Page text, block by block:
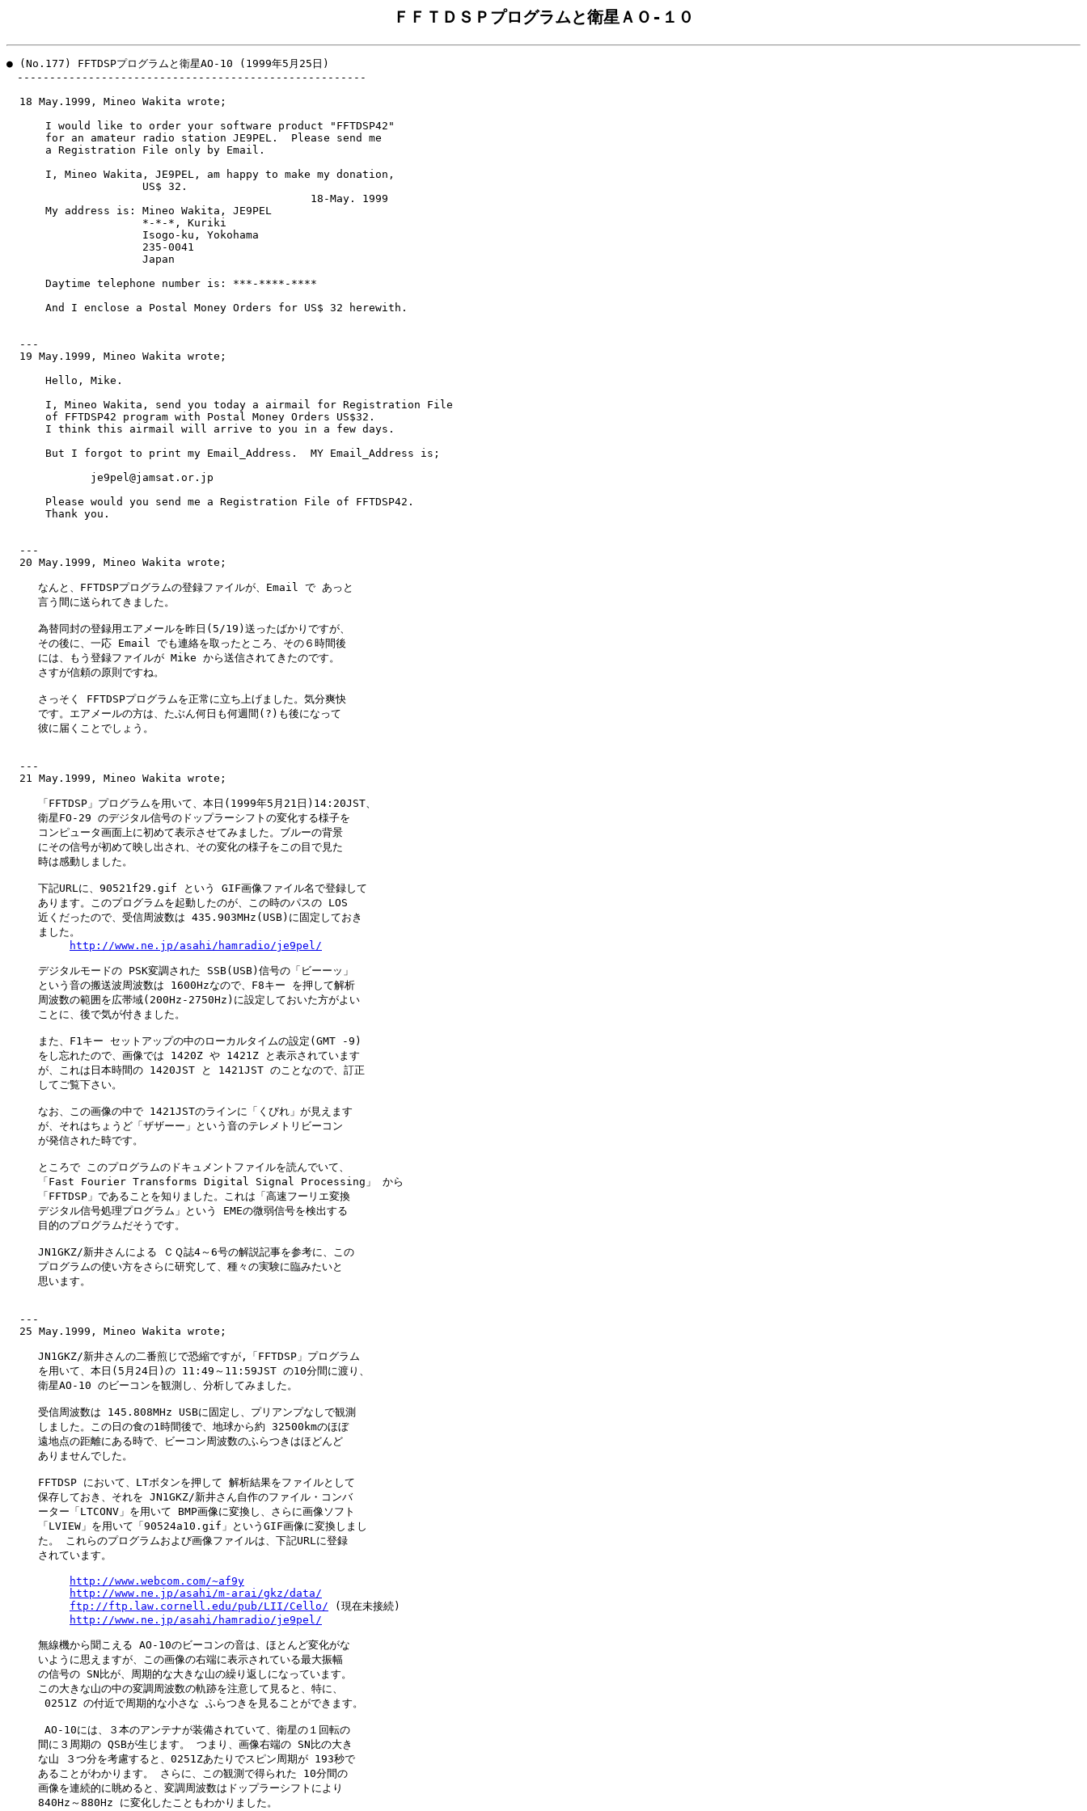
ＦＦＴＤＳＰプログラムと衛星ＡＯ-１０
● (No.177) FFTDSPプログラムと衛星AO-10 (1999年5月25日)
------------------------------------------------------
  18 May.1999, Mineo Wakita wrote;
      I would like to order your software product "FFTDSP42"
      for an amateur radio station JE9PEL.  Please send me
      a Registration File only by Email.
      I, Mineo Wakita, JE9PEL, am happy to make my donation,
                     US$ 32.
                                               18-May. 1999
      My address is: Mineo Wakita, JE9PEL
                     *-*-*, Kuriki
                     Isogo-ku, Yokohama
                     235-0041
                     Japan
      Daytime telephone number is: ***-****-****
      And I enclose a Postal Money Orders for US$ 32 herewith.
  ---
  19 May.1999, Mineo Wakita wrote;
      Hello, Mike.
      I, Mineo Wakita, send you today a airmail for Registration File
      of FFTDSP42 program with Postal Money Orders US$32.
      I think this airmail will arrive to you in a few days.
      But I forgot to print my Email_Address.  MY Email_Address is;
             je9pel@jamsat.or.jp
      Please would you send me a Registration File of FFTDSP42.
      Thank you.
  ---
  20 May.1999, Mineo Wakita wrote;
なんと、FFTDSPプログラムの登録ファイルが、Email で あっと
言う間に送られてきました。
為替同封の登録用エアメールを昨日(5/19)送ったばかりですが、
その後に、一応 Email でも連絡を取ったところ、その６時間後
には、もう登録ファイルが Mike から送信されてきたのです。
さすが信頼の原則ですね。
さっそく FFTDSPプログラムを正常に立ち上げました。気分爽快
です。エアメールの方は、たぶん何日も何週間(?)も後になって
彼に届くことでしょう。
  ---
  21 May.1999, Mineo Wakita wrote;
「FFTDSP」プログラムを用いて、本日(1999年5月21日)14:20JST、
衛星FO-29 のデジタル信号のドップラーシフトの変化する様子を
コンピュータ画面上に初めて表示させてみました。ブルーの背景
にその信号が初めて映し出され、その変化の様子をこの目で見た
時は感動しました。
下記URLに、90521f29.gif という GIF画像ファイル名で登録して
あります。このプログラムを起動したのが、この時のパスの LOS
近くだったので、受信周波数は 435.903MHz(USB)に固定しておき
ました。
http://www.ne.jp/asahi/hamradio/je9pel/
デジタルモードの PSK変調された SSB(USB)信号の「ビーーッ」
という音の搬送波周波数は 1600Hzなので、F8キー を押して解析
周波数の範囲を広帯域(200Hz-2750Hz)に設定しておいた方がよい
ことに、後で気が付きました。
また、F1キー セットアップの中のローカルタイムの設定(GMT -9)
をし忘れたので、画像では 1420Z や 1421Z と表示されています
が、これは日本時間の 1420JST と 1421JST のことなので、訂正
してご覧下さい。
なお、この画像の中で 1421JSTのラインに「くびれ」が見えます
が、それはちょうど「ザザーー」という音のテレメトリビーコン
が発信された時です。
ところで このプログラムのドキュメントファイルを読んでいて、
「Fast Fourier Transforms Digital Signal Processing」 から
「FFTDSP」であることを知りました。これは「高速フーリエ変換
デジタル信号処理プログラム」という EMEの微弱信号を検出する
目的のプログラムだそうです。
JN1GKZ/新井さんによる ＣＱ誌4～6号の解説記事を参考に、この
プログラムの使い方をさらに研究して、種々の実験に臨みたいと
思います。
  ---
  25 May.1999, Mineo Wakita wrote;
JN1GKZ/新井さんの二番煎じで恐縮ですが,「FFTDSP」プログラム
を用いて、本日(5月24日)の 11:49～11:59JST の10分間に渡り、
衛星AO-10 のビーコンを観測し、分析してみました。
受信周波数は 145.808MHz USBに固定し、プリアンプなしで観測
しました。この日の食の1時間後で、地球から約 32500kmのほぼ
遠地点の距離にある時で、ビーコン周波数のふらつきはほどんど
ありませんでした。
FFTDSP において、LTボタンを押して 解析結果をファイルとして
保存しておき、それを JN1GKZ/新井さん自作のファイル・コンバ
ーター「LTCONV」を用いて BMP画像に変換し、さらに画像ソフト
「LVIEW」を用いて「90524a10.gif」というGIF画像に変換しまし
た。 これらのプログラムおよび画像ファイルは、下記URLに登録
されています。
http://www.webcom.com/~af9y
http://www.ne.jp/asahi/m-arai/gkz/data/
ftp://ftp.law.cornell.edu/pub/LII/Cello/ (現在未接続)
http://www.ne.jp/asahi/hamradio/je9pel/
無線機から聞こえる AO-10のビーコンの音は、ほとんど変化がな
いように思えますが、この画像の右端に表示されている最大振幅
の信号の SN比が、周期的な大きな山の繰り返しになっています。
この大きな山の中の変調周波数の軌跡を注意して見ると、特に、
0251Z の付近で周期的な小さな ふらつきを見ることができます。
AO-10には、３本のアンテナが装備されていて、衛星の１回転の
間に３周期の QSBが生じます。 つまり、画像右端の SN比の大き
な山 ３つ分を考慮すると、0251Zあたりでスピン周期が 193秒で
あることがわかります。 さらに、この観測で得られた 10分間の
画像を連続的に眺めると、変調周波数はドップラーシフトにより
840Hz～880Hz に変化したこともわかりました。